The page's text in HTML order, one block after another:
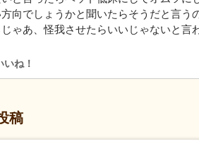
向でしょうかと聞いたらそうだと言う
ゃあ、怪我させたらいいじゃないと言
いね！
稿